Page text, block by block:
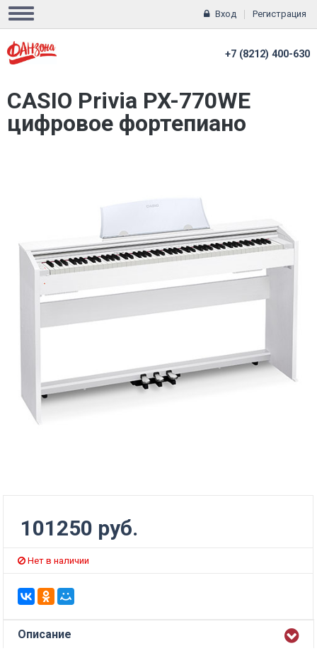
Вход Регистрация
+7 (8212) 400-630
CASIO Privia PX-770WE
цифровое фортепиано
101250 руб.
Нет в наличии
Описание